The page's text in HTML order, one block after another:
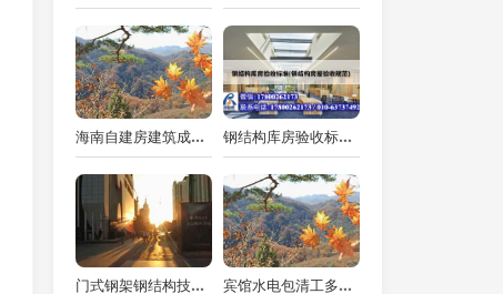
海南自建房建筑成本价（海南自建房建筑成本价是多少） 钢结构库房验收标准(钢结构房屋验收规范)
门式钢架钢结构技术规程（门式钢架钢结构技术规程最新） 宾馆水电包清工多少钱一平方(宾馆水电包工包料多少钱一平方)